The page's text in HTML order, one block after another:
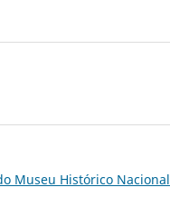
Museu Histórico Nacional